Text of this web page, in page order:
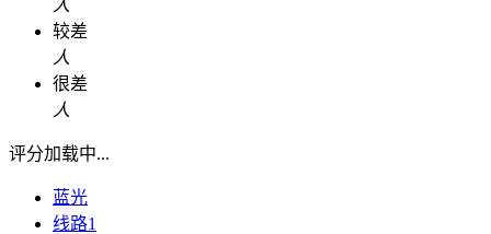
人
较差
人
很差
人
评分加载中...
蓝光
线路1